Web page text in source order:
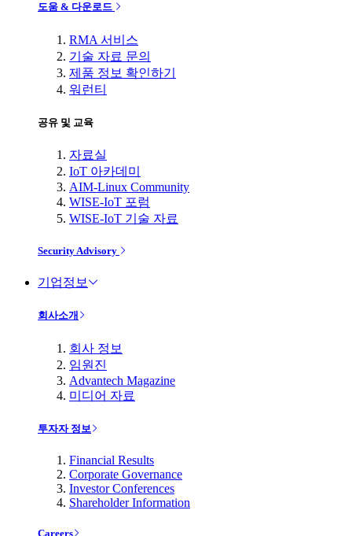
도움 & 다운로드
RMA 서비스
기술 자료 문의
제품 정보 확인하기
워런티
공유 및 교육
자료실
IoT 아카데미
AIM-Linux Community
WISE-IoT 포럼
WISE-IoT 기술 자료
Security Advisory
기업정보
회사소개
회사 정보
임원진
Advantech Magazine
미디어 자료
투자자 정보
Financial Results
Corporate Governance
Investor Conferences
Shareholder Information
Careers